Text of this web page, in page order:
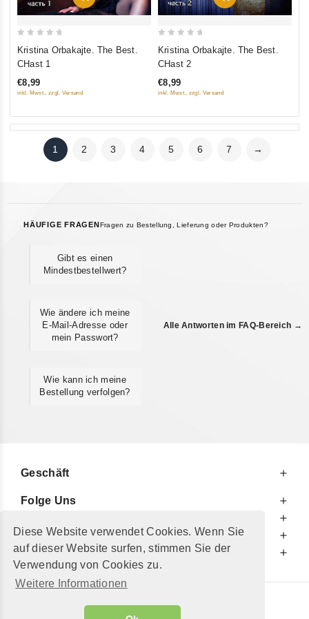
Diese Website verwendet Cookies. Wenn Sie
auf dieser Website surfen, stimmen Sie der
Verwendung von Cookies zu.
Weitere Informationen
5
Kristina Orbakajte. The Best.
CHast 1
€8,99
inkl. Mwst., zzgl. Versand
5
Kristina Orbakajte. The Best.
CHast 2
€8,99
inkl. Mwst., zzgl. Versand
1 2 3 4 5 6 7 →
HÄUFIGE FRAGEN Fragen zu Bestellung, Lieferung oder Produkten?
Gibt es einen
Mindestbestellwert?
Wie ändere ich meine
E-Mail-Adresse oder
mein Passwort?
Wie kann ich meine
Bestellung verfolgen?
Alle Antworten im FAQ-Bereich →
Geschäft
Folge Uns
Zu Ihrer Information
Zusätzlich
© 2002 - 2026"Petershop GmbH"